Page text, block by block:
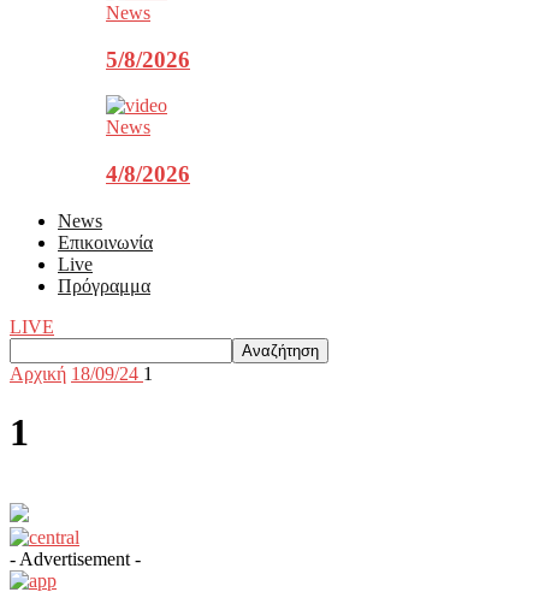
News
5/8/2026
News
4/8/2026
News
Επικοινωνία
Live
Πρόγραμμα
LIVE
Αρχική 18/09/24 1
1
- Advertisement -